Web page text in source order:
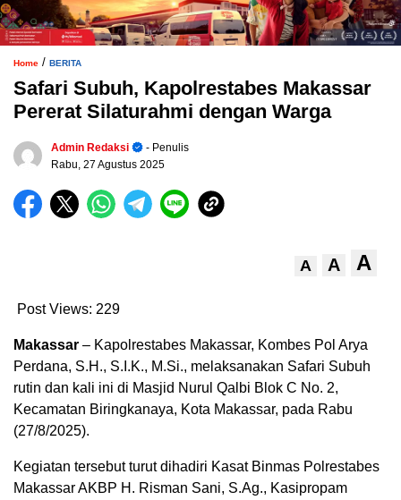
Home / BERITA
Safari Subuh, Kapolrestabes Makassar
Pererat Silaturahmi dengan Warga
Admin Redaksi
- Penulis
Rabu, 27 Agustus 2025
A A A
Post Views: 229
Makassar – Kapolrestabes Makassar, Kombes Pol Arya
Perdana, S.H., S.I.K., M.Si., melaksanakan Safari Subuh
rutin dan kali ini di Masjid Nurul Qalbi Blok C No. 2,
Kecamatan Biringkanaya, Kota Makassar, pada Rabu
(27/8/2025).
Kegiatan tersebut turut dihadiri Kasat Binmas Polrestabes
Makassar AKBP H. Risman Sani, S.Ag., Kasipropam